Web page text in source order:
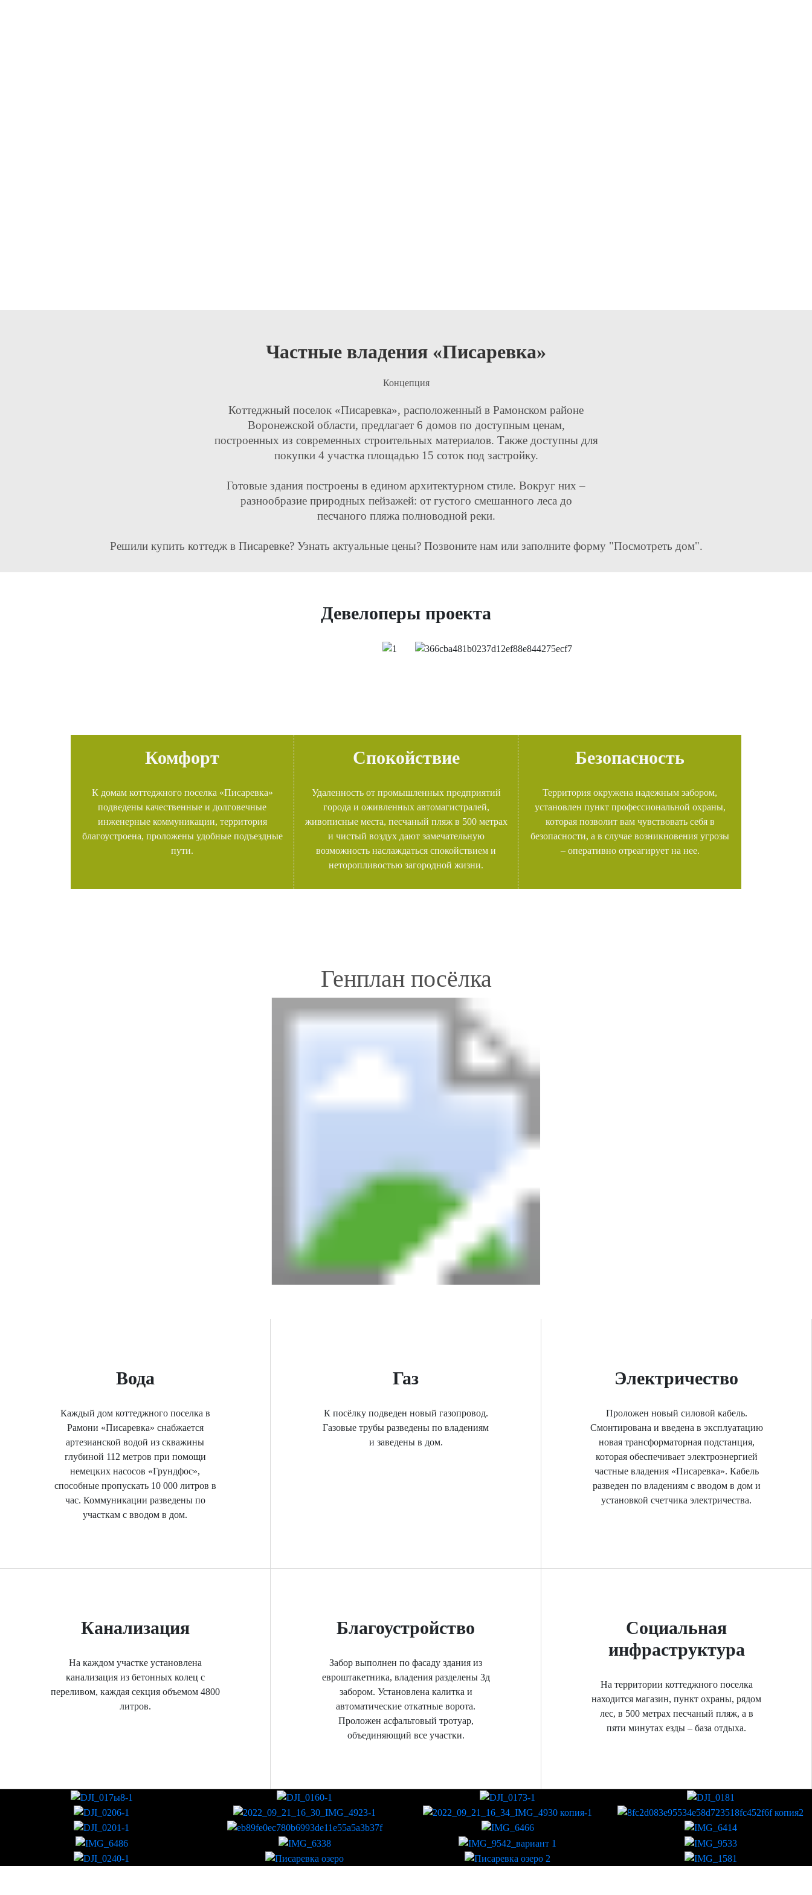
Частные владения «Писаревка»
Концепция
Коттеджный поселок «Писаревка», расположенный в Рамонском районе
Воронежской области, предлагает 6 домов по доступным ценам,
построенных из современных строительных материалов. Также доступны для
покупки 4 участка площадью 15 соток под застройку.
Готовые здания построены в едином архитектурном стиле. Вокруг них –
разнообразие природных пейзажей: от густого смешанного леса до
песчаного пляжа полноводной реки.
Решили купить коттедж в Писаревке? Узнать актуальные цены? Позвоните нам или заполните форму "Посмотреть дом".
Девелоперы проекта
Комфорт
К домам коттеджного поселка «Писаревка»
подведены качественные и долговечные
инженерные коммуникации, территория
благоустроена, проложены удобные подъездные
пути.
Спокойствие
Удаленность от промышленных предприятий
города и оживленных автомагистралей,
живописные места, песчаный пляж в 500 метрах
и чистый воздух дают замечательную
возможность наслаждаться спокойствием и
неторопливостью загородной жизни.
Безопасность
Территория окружена надежным забором,
установлен пункт профессиональной охраны,
которая позволит вам чувствовать себя в
безопасности, а в случае возникновения угрозы
– оперативно отреагирует на нее.
Генплан посёлка
Вода
Каждый дом коттеджного поселка в
Рамони «Писаревка» снабжается
артезианской водой из скважины
глубиной 112 метров при помощи
немецких насосов «Грундфос»,
способные пропускать 10 000 литров в
час. Коммуникации разведены по
участкам с вводом в дом.
Газ
К посёлку подведен новый газопровод.
Газовые трубы разведены по владениям
и заведены в дом.
Электричество
Проложен новый силовой кабель.
Смонтирована и введена в эксплуатацию
новая трансформаторная подстанция,
которая обеспечивает электроэнергией
частные владения «Писаревка». Кабель
разведен по владениям с вводом в дом и
установкой счетчика электричества.
Канализация
На каждом участке установлена
канализация из бетонных колец с
переливом, каждая секция объемом 4800
литров.
Благоустройство
Забор выполнен по фасаду здания из
евроштакетника, владения разделены 3д
забором. Установлена калитка и
автоматические откатные ворота.
Проложен асфальтовый тротуар,
объединяющий все участки.
Социальная
инфраструктура
На территории коттеджного поселка
находится магазин, пункт охраны, рядом
лес, в 500 метрах песчаный пляж, а в
пяти минутах езды – база отдыха.